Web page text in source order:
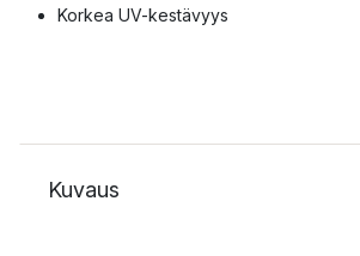
Korkea UV-kestävyys
Kuvaus